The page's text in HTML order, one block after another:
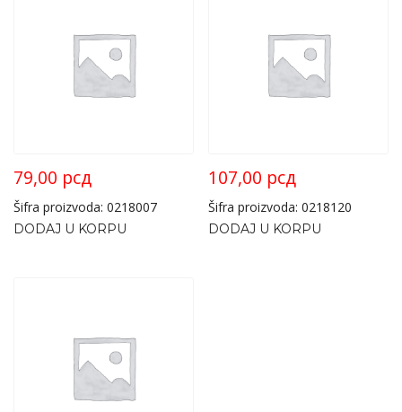
79,00 рсд
Šifra proizvoda: 0218007
DODAJ U KORPU
107,00 рсд
Šifra proizvoda: 0218120
DODAJ U KORPU